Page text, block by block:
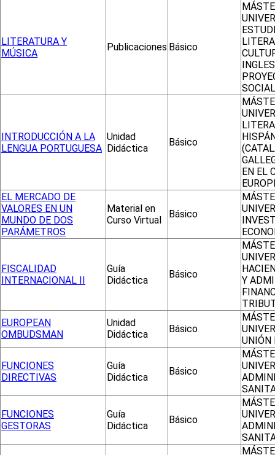
LITERATURA Y
MÚSICA
Publicaciones Básico
SOCIAL
INTRODUCCIÓN A LA
LENGUA PORTUGUESA
Unidad
Didáctica
Básico
EN EL
EL MERCADO DE
VALORES EN UN
MUNDO DE DOS
PARÁMETROS
Material en
Curso Virtual
Básico
FISCALIDAD
INTERNACIONAL II
Guía
Didáctica
Básico
Y
EUROPEAN
OMBUDSMAN
Unidad
Didáctica
Básico
UNIÓN
FUNCIONES
DIRECTIVAS
Guía
Didáctica
Básico
FUNCIONES
GESTORAS
Guía
Didáctica
Básico